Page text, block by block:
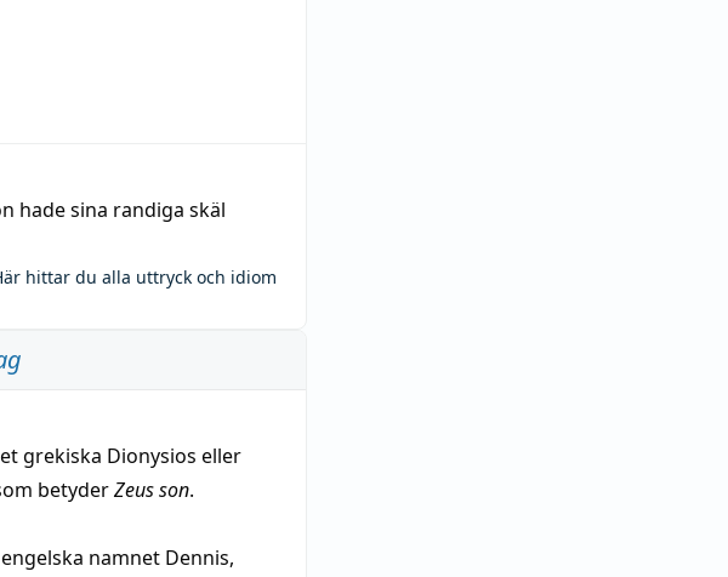
hade sina randiga skäl
hittar du alla uttryck och idiom
grekiska Dionysios eller
betyderZeus son.
namnet Dennis,